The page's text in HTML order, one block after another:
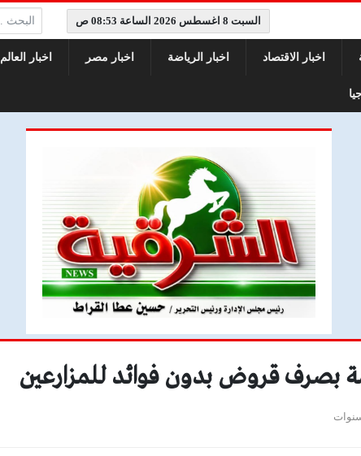
السبت 8 اغسطس 2026 الساعة 08:53 ص البحث:
اخبار الاقتصاد اخبار الرياضة اخبار مصر اخبار العالم
بصرف قروض بدون فوائد للمزارعين